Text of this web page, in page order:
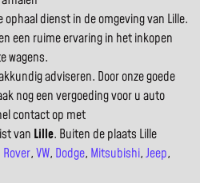
dienst in de omgeving van Lille.
een ruime ervaring in het inkopen
wagens.
adviseren. Door onze goede
nog een vergoeding voor u auto
contact op met
van Lille. Buiten de plaats Lille
Rover,VW, Dodge, Mitsubishi,Jeep,